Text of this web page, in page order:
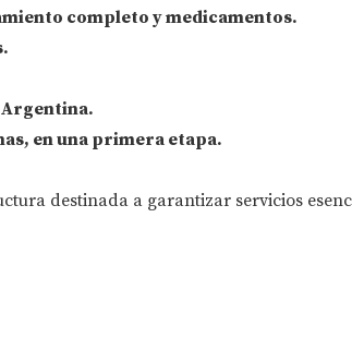
completo y medicamentos.
Argentina.
, en una primera etapa.
destinada a garantizar servicios